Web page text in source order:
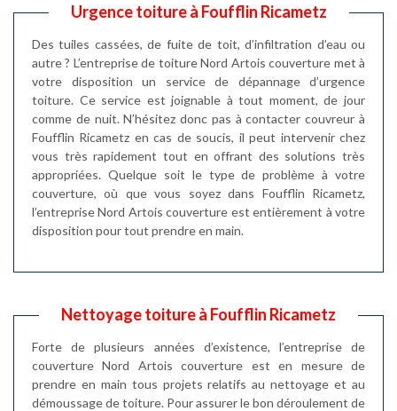
Urgence toiture à Foufflin Ricametz
Des tuiles cassées, de fuite de toit, d’infiltration d’eau ou
autre ? L’entreprise de toiture Nord Artois couverture met à
votre disposition un service de dépannage d’urgence
toiture. Ce service est joignable à tout moment, de jour
comme de nuit. N’hésitez donc pas à contacter couvreur à
Foufflin Ricametz en cas de soucis, il peut intervenir chez
vous très rapidement tout en offrant des solutions très
appropriées. Quelque soit le type de problème à votre
couverture, où que vous soyez dans Foufflin Ricametz,
l’entreprise Nord Artois couverture est entièrement à votre
disposition pour tout prendre en main.
Nettoyage toiture à Foufflin Ricametz
Forte de plusieurs années d’existence, l’entreprise de
couverture Nord Artois couverture est en mesure de
prendre en main tous projets relatifs au nettoyage et au
démoussage de toiture. Pour assurer le bon déroulement de